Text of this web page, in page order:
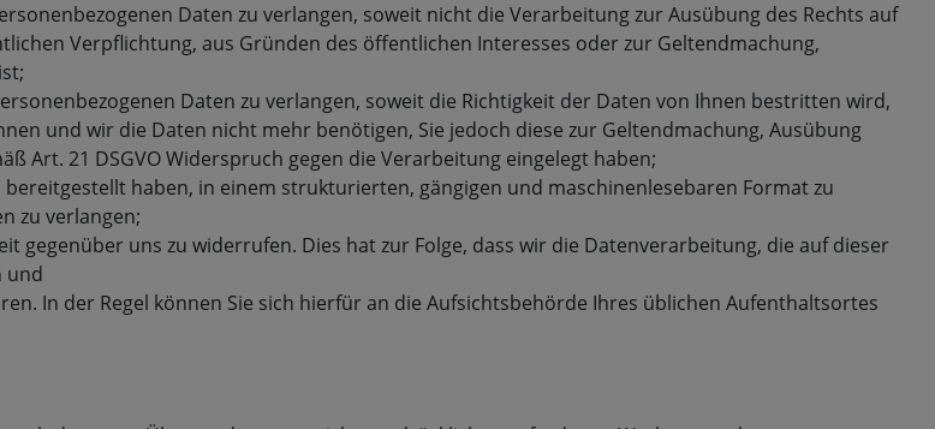
Daten zu verlangen, soweit nicht die Verarbeitung zur Ausübung des Rechts auf
Verpflichtung, aus Gründen des öffentlichen Interesses oder zur Geltendmachung,
Daten zu verlangen, soweit die Richtigkeit der Daten von Ihnen bestritten wird,
und wir die Daten nicht mehr benötigen, Sie jedoch diese zur Geltendmachung, Ausübung
Art. 21 DSGVO Widerspruch gegen die Verarbeitung eingelegt haben;
bereitgestellt haben, in einem strukturierten, gängigen und maschinenlesebaren Format zu
zu verlangen;
gegenüber uns zu widerrufen. Dies hat zur Folge, dass wir die Datenverarbeitung, die auf dieser
und
In der Regel können Sie sich hierfür an die Aufsichtsbehörde Ihres üblichen Aufenthaltsortes